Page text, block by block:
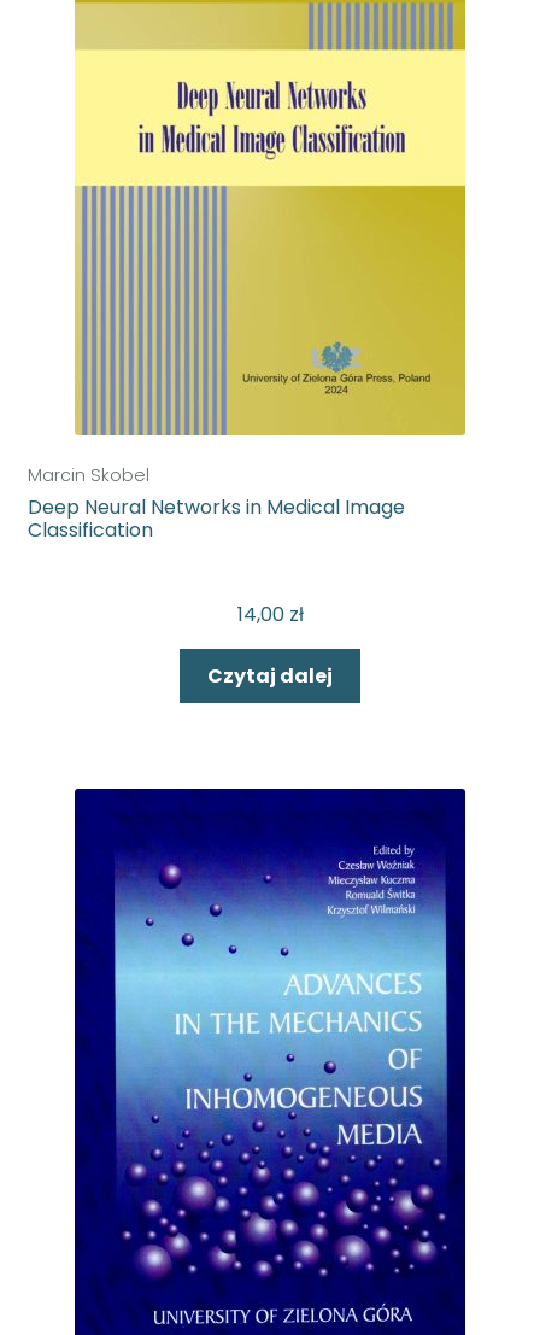
Marcin Skobel
Deep Neural Networks in Medical Image
Classification
14,00 zł
Czytaj dalej